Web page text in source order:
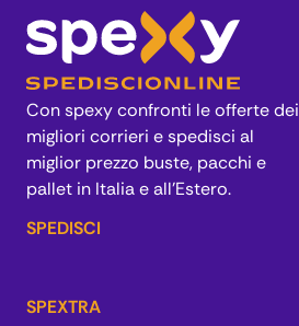
Con spexy confronti le offerte dei
migliori corrieri e spedisci al
miglior prezzo buste, pacchi e
pallet in Italia e all’Estero.
SPEDISCI
SPEXTRA